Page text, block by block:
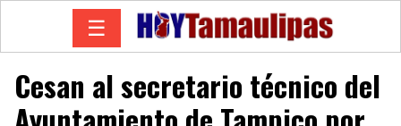
☰
Cesan al secretario técnico del